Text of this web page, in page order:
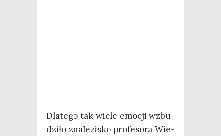
Dla­te­go tak wie­le emo­cji wzbu­
dzi­ło zna­le­zi­sko pro­fe­so­ra Wie­